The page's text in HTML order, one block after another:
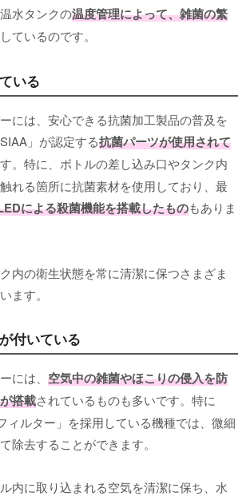
水タンクの温度管理によって、雑菌の繁
しているのです。
いる
には、安心できる抗菌加工製品の普及を
」が認定する抗菌パーツが使用されて
。特に、ボトルの差し込み口やタンク内
れる箇所に抗菌素材を使用しており、最
による殺菌機能を搭載したものもありま
内の衛生状態を常に清潔に保つさまざま
ます。
付いている
には、 空気中の雑菌やほこりの侵入を防
搭載されているものも多いです。特に
ィルター」を採用している機種では、微細
除去することができます。
内に取り込まれる空気を清潔に保ち、水